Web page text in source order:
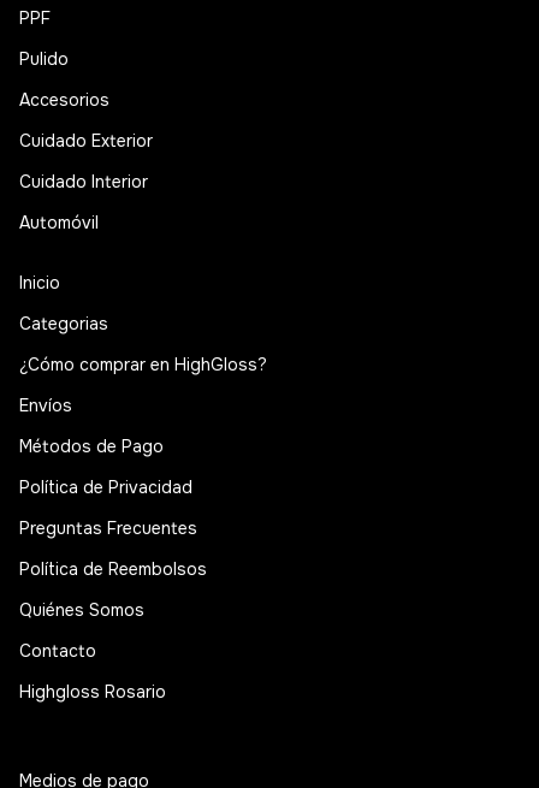
PPF
Pulido
Accesorios
Cuidado Exterior
Cuidado Interior
Automóvil
Inicio
Categorias
¿Cómo comprar en HighGloss?
Envíos
Métodos de Pago
Política de Privacidad
Preguntas Frecuentes
Política de Reembolsos
Quiénes Somos
Contacto
Highgloss Rosario
Medios de pago